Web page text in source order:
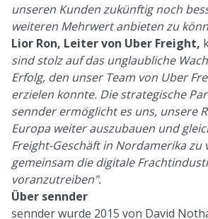
unseren Kunden zukünftig noch
weiteren Mehrwert anbieten zu
Lior Ron, Leiter von Uber Freight,
sind stolz auf das unglaubliche
Erfolg, den unser Team von Uber
erzielen konnte. Die strategische
sennder ermöglicht es uns, unsere
Europa weiter auszubauen und
Freight-Geschäft in Nordamerika zu
gemeinsam die digitale
voranzutreiben".
Über sennder
sennder wurde 2015 von David